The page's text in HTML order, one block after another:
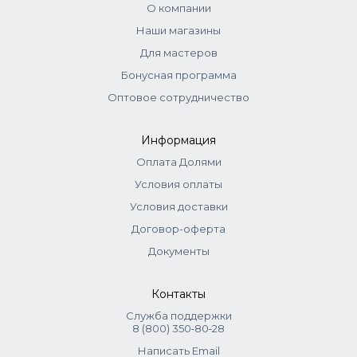
О компании
Наши магазины
Для мастеров
Бонусная программа
Оптовое сотрудничество
Информация
Оплата Долями
Условия оплаты
Условия доставки
Договор-оферта
Документы
Контакты
Служба поддержки
8 (800) 350‑80‑28
Написать Email